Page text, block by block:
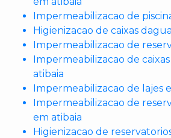
Impermeabilizacao de
Higienizacao de caixas
Impermeabilizacao de
Impermeabilizacao de
atibaia
Impermeabilizacao de lajes
Impermeabilizacao de
em atibaia
Higienizacao de